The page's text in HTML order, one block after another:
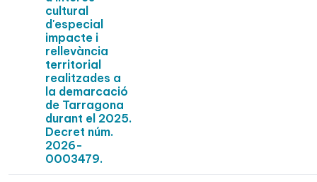
cultural
d'especial
impacte i
rellevància
territorial
realitzades a
la demarcació
de Tarragona
durant el 2025.
Decret núm.
2026-
0003479.